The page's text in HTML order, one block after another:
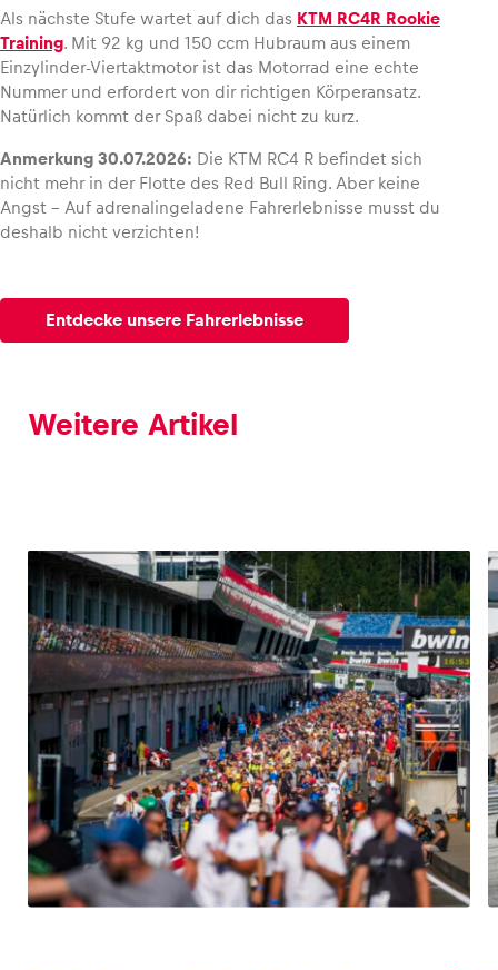
Als nächste Stufe wartet auf dich das KTM RC4R Rookie
Training. Mit 92 kg und 150 ccm Hubraum aus einem
Einzylinder-Viertaktmotor ist das Motorrad eine echte
Nummer und erfordert von dir richtigen Körperansatz.
Natürlich kommt der Spaß dabei nicht zu kurz.
Anmerkung 30.07.2026: Die KTM RC4 R befindet sich
nicht mehr in der Flotte des Red Bull Ring. Aber keine
Angst – Auf adrenalingeladene Fahrerlebnisse musst du
deshalb nicht verzichten!
Entdecke unsere Fahrerlebnisse
Weitere Artikel